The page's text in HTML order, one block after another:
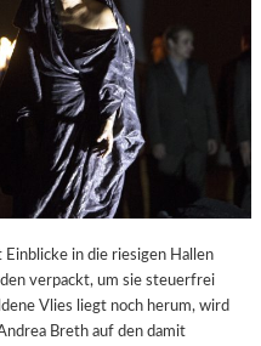
in die riesigen Hallen
verpackt, um sie steuerfrei
Vlies liegt noch herum, wird
Breth auf den damit